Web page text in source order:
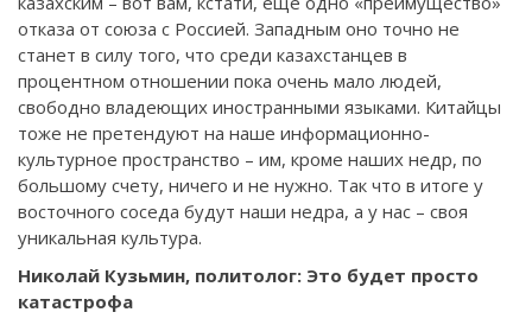
отказа от союза с Россией. Западным оно точно не
станет в силу того, что среди казахстанцев в
процентном отношении пока очень мало людей,
свободно владеющих иностранными языками. Китайцы
тоже не претендуют на наше информационно-
культурное пространство – им, кроме наших недр, по
большому счету, ничего и не нужно. Так что в итоге у
восточного соседа будут наши недра, а у нас – своя
уникальная культура.
Николай Кузьмин, политолог: Это будет просто
катастрофа